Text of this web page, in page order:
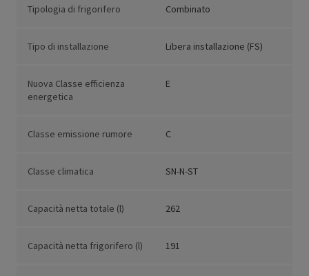
Tipologia di frigorifero Combinato
Tipo di installazione Libera installazione (FS)
Nuova Classe efficienza
energetica
E
Classe emissione rumore C
Classe climatica SN-N-ST
Capacità netta totale (l) 262
Capacità netta frigorifero (l) 191